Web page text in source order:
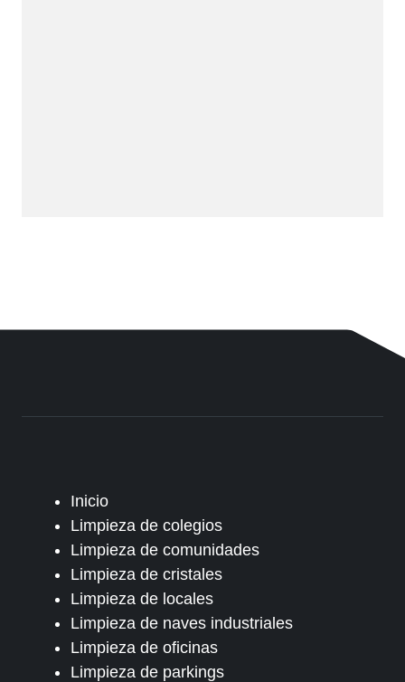
Inicio
Limpieza de colegios
Limpieza de comunidades
Limpieza de cristales
Limpieza de locales
Limpieza de naves industriales
Limpieza de oficinas
Limpieza de parkings